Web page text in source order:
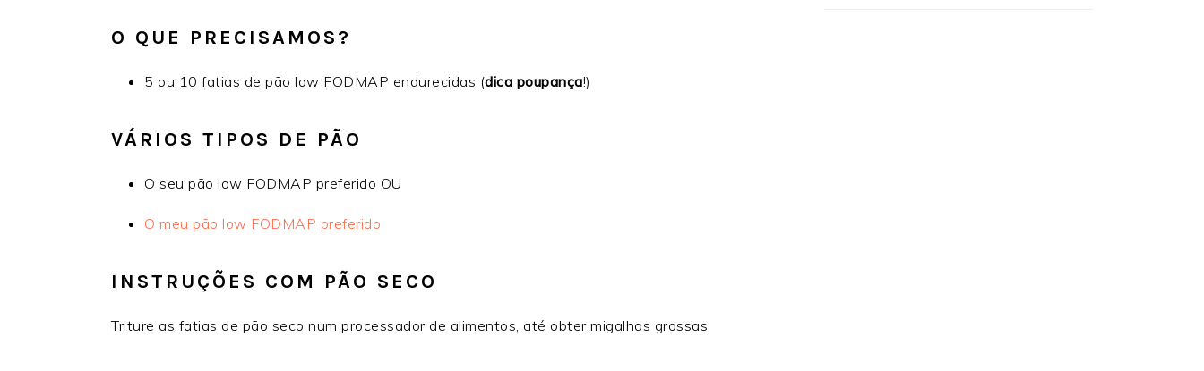
O QUE PRECISAMOS?
5 ou 10 fatias de pão low FODMAP endurecidas (dica poupança!)
VÁRIOS TIPOS DE PÃO
O seu pão low FODMAP preferido OU
O meu pão low FODMAP preferido
INSTRUÇÕES COM PÃO SECO
Triture as fatias de pão seco num processador de alimentos, até obter migalhas grossas.